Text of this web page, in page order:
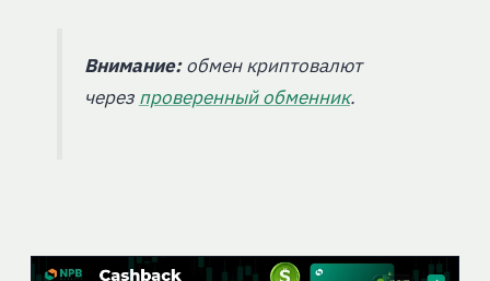
Внимание:обмен криптовалют
через проверенный обменник.